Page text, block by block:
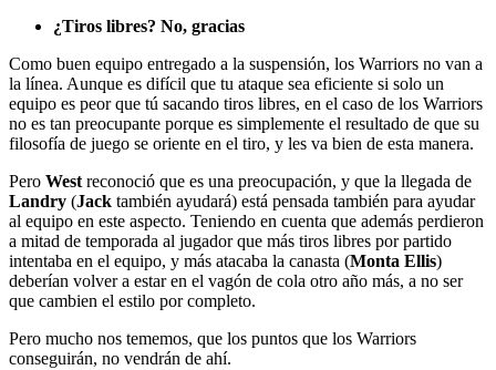
¿Tiros libres? No, gracias
Como buen equipo entregado a la suspensión, los Warriors no van a
la línea. Aunque es difícil que tu ataque sea eficiente si solo un
equipo es peor que tú sacando tiros libres, en el caso de los Warriors
no es tan preocupante porque es simplemente el resultado de que su
filosofía de juego se oriente en el tiro, y les va bien de esta manera.
Pero West reconoció que es una preocupación, y que la llegada de
Landry (Jack también ayudará) está pensada también para ayudar
al equipo en este aspecto. Teniendo en cuenta que además perdieron
a mitad de temporada al jugador que más tiros libres por partido
intentaba en el equipo, y más atacaba la canasta (Monta Ellis)
deberían volver a estar en el vagón de cola otro año más, a no ser
que cambien el estilo por completo.
Pero mucho nos tememos, que los puntos que los Warriors
conseguirán, no vendrán de ahí.